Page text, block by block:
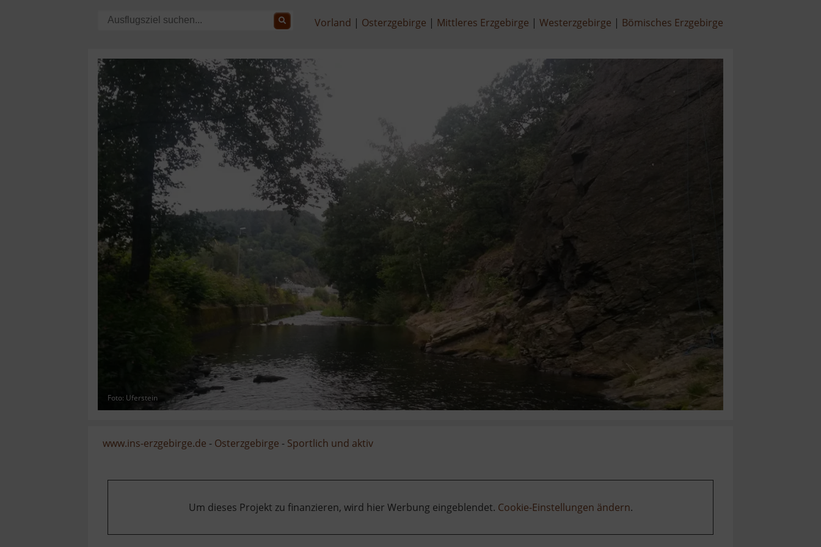
Vorland Osterzgebirge Mittleres Erzgebirge Westerzgebirge Bömisches Erzgebirge
Foto: Uferstein
www.ins-erzgebirge.de - Osterzgebirge - Sportlich und aktiv
Um dieses Projekt zu finanzieren, wird hier Werbung eingeblendet. Cookie-Einstellungen ändern.